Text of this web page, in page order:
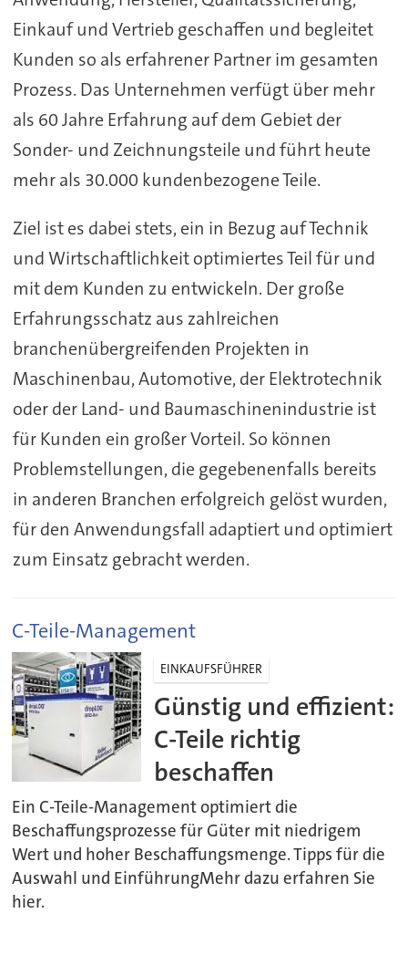
Einkauf und Vertrieb geschaffen und begleitet
Kunden so als erfahrener Partner im gesamten
Prozess. Das Unternehmen verfügt über mehr
als 60 Jahre Erfahrung auf dem Gebiet der
Sonder- und Zeichnungsteile und führt heute
mehr als 30.000 kundenbezogene Teile.
Ziel ist es dabei stets, ein in Bezug auf Technik
und Wirtschaftlichkeit optimiertes Teil für und
mit dem Kunden zu entwickeln. Der große
Erfahrungsschatz aus zahlreichen
branchenübergreifenden Projekten in
Maschinenbau, Automotive, der Elektrotechnik
oder der Land- und Baumaschinenindustrie ist
für Kunden ein großer Vorteil. So können
Problemstellungen, die gegebenenfalls bereits
in anderen Branchen erfolgreich gelöst wurden,
für den Anwendungsfall adaptiert und optimiert
zum Einsatz gebracht werden.
C-Teile-Management
EINKAUFSFÜHRER
Günstig und effizient:
C-Teile richtig
beschaffen
Ein C-Teile-Management optimiert die
Beschaffungsprozesse für Güter mit niedrigem
Wert und hoher Beschaffungsmenge. Tipps für die
Auswahl und EinführungMehr dazu erfahren Sie
hier.